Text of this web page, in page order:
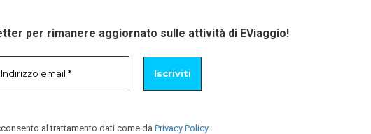
per rimanere aggiornato sulle attività di EViaggio!
al trattamento dati come da Privacy Policy.